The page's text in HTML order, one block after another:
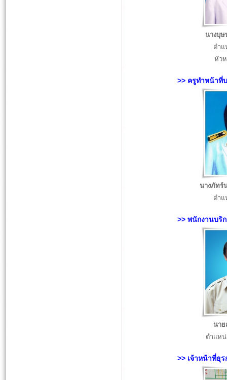
นางบุ
ตำ
หัว
>> ครูทำหน้าที่
นางภัทร์
ตำ
>> พนักงานบริ
นา
ตำแหน่
>> เจ้าหน้าที่ธุร